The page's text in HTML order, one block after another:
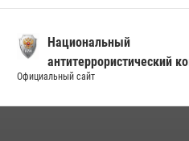
Национальный
антитеррористический
Официальный сайт